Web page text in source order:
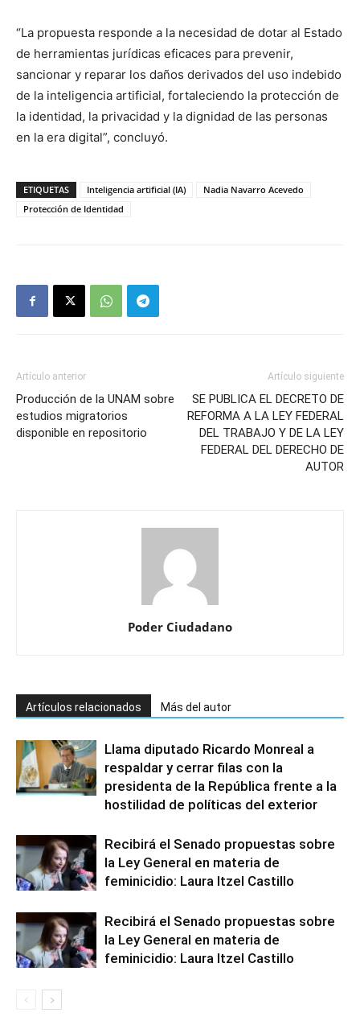
“La propuesta responde a la necesidad de dotar al Estado
de herramientas jurídicas eficaces para prevenir,
sancionar y reparar los daños derivados del uso indebido
de la inteligencia artificial, fortaleciendo la protección de
la identidad, la privacidad y la dignidad de las personas
en la era digital”, concluyó.
ETIQUETAS Inteligencia artificial (IA)
Nadia Navarro Acevedo
Protección de Identidad
Artículo anterior
Producción de la UNAM sobre
estudios migratorios
disponible en repositorio
Artículo siguiente
SE PUBLICA EL DECRETO DE
REFORMA A LA LEY FEDERAL
DEL TRABAJO Y DE LA LEY
FEDERAL DEL DERECHO DE
AUTOR
Poder Ciudadano
Artículos relacionados Más del autor
Llama diputado Ricardo Monreal a
respaldar y cerrar filas con la
presidenta de la República frente a la
hostilidad de políticas del exterior
Recibirá el Senado propuestas sobre
la Ley General en materia de
feminicidio: Laura Itzel Castillo
Recibirá el Senado propuestas sobre
la Ley General en materia de
feminicidio: Laura Itzel Castillo